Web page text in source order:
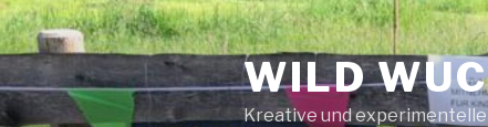
Zum
Inhalt
springen
WILD
Kreative und